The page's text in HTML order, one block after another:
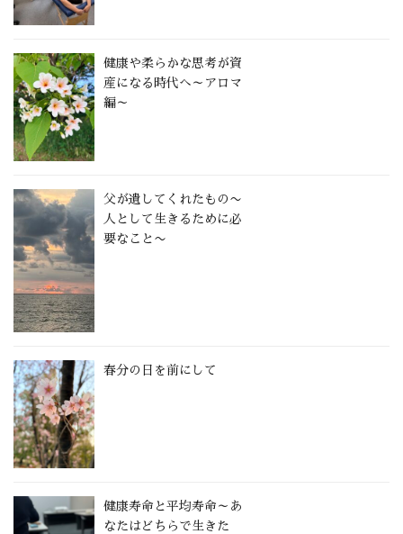
健康や柔らかな思考が資
産になる時代へ～アロマ
編～
父が遺してくれたもの〜
人として生きるために必
要なこと〜
春分の日を前にして
健康寿命と平均寿命～あ
なたはどちらで生きた